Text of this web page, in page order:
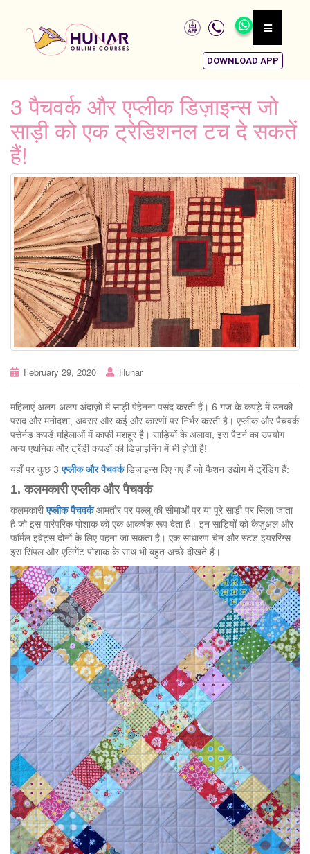
DOWNLOAD APP
3 पैचवर्क और एप्लीक डिज़ाइन्स जो
साड़ी को एक ट्रेडिशनल टच दे सकतें
हैं!
February 29, 2020 Hunar
महिलाएं अलग-अलग अंदाज़ों में साड़ी पेहेनना पसंद करती हैं। 6 गज के कपड़े में उनकी
पसंद और मनोदशा, अवसर और कई और कारणों पर निर्भर करती है। एप्लीक और पैचवर्क
पत्तेर्नड कपड़ें महिलाओं में काफी मशहूर है। साड़ियों के अलावा, इस पैटर्न का उपयोग
अन्य एथनिक और ट्रेंडी कपड़ों की डिज़ाइनिंग में भी होती है!
यहाँ पर कुछ 3एप्लीक और पैचवर्कडिज़ाइन्स दिए गए हैं जो फैशन उद्योग में ट्रेंडिंग हैं:
1. कलमकारी एप्लीक और पैचवर्क
कलमकारीएप्लीक पैचवर्कआमतौर पर पल्लू की सीमाओं पर या पूरे साड़ी पर सिला जाता
है जो इस पारंपरिक पोशाक को एक आकर्षक रूप देता है। इन साड़ियों को कैज़ुअल और
फॉर्मल इवेंट्स दोनों के लिए पहना जा सकता है। एक साधारण चेन और स्टड इयररिंग्स
इस सिंपल और एलिगेंट पोशाक के साथ भी बहुत अच्छे दीखते हैं।